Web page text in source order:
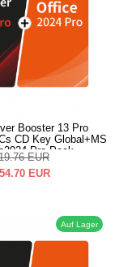
Booster 13 Pro
CD Key Global+MS
Pro Pack
EUR
54.70 EUR
Auf Lager